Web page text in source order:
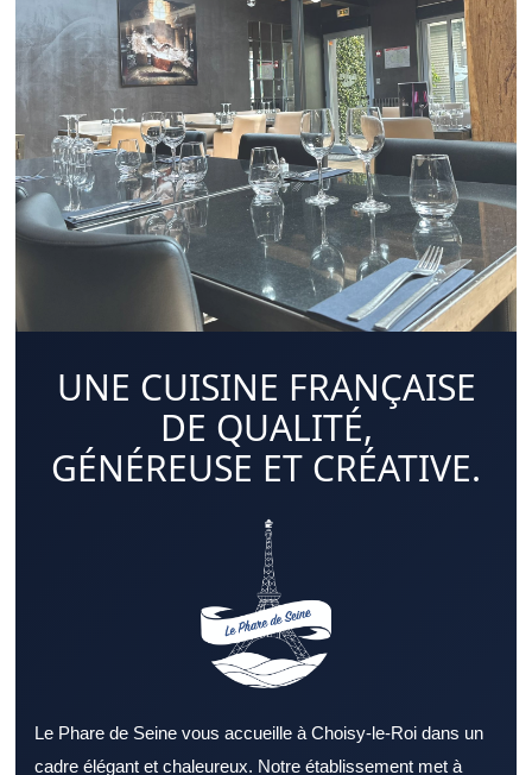
UNE CUISINE FRANÇAISE
DE QUALITÉ,
GÉNÉREUSE ET CRÉATIVE.
Le Phare de Seine vous accueille à Choisy-le-Roi dans un
cadre élégant et chaleureux. Notre établissement met à